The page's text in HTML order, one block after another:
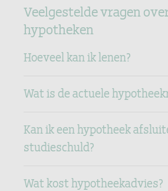
Veelgestelde vragen
hypotheken
Hoeveel kan ik lenen?
Wat is de actuele
Kan ik een hypotheek
studieschuld?
Wat kost hypotheekadvies?